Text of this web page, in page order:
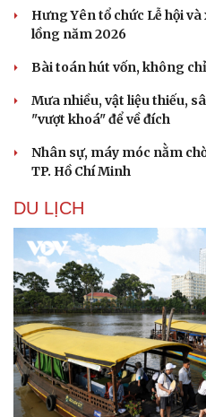
Dinh dưỡng - món ngon
Cây thuốc
Sản phụ khoa
Nhi khoa
Làm đẹp - giảm cân
Phòng mạch online
Hưng Yên tổ chức Lễ hội
lồng năm 2026
Bài toán hút vốn, không
Mưa nhiều, vật liệu thiếu,
"vượt khoá" để về đích
Nhân sự, máy móc nằm
TP. Hồ Chí Minh
DU LỊCH